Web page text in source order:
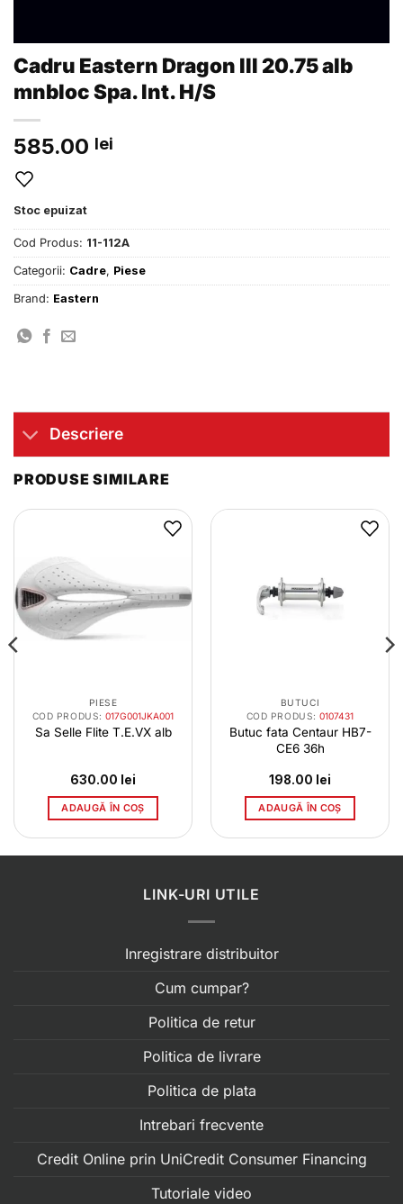
Cadru Eastern Dragon III 20.75 alb
mnbloc Spa. Int. H/S
585.00 lei
Stoc epuizat
Cod Produs: 11-112A
Categorii: Cadre, Piese
Brand: Eastern
Descriere
PRODUSE SIMILARE
PIESE
COD PRODUS:017G001JKA001
Sa Selle Flite T.E.VX alb
630.00 lei
ADAUGĂ ÎN COȘ
BUTUCI
COD PRODUS:0107431
Butuc fata Centaur HB7-
CE6 36h
198.00 lei
ADAUGĂ ÎN COȘ
LINK-URI UTILE
Inregistrare distribuitor
Cum cumpar?
Politica de retur
Politica de livrare
Politica de plata
Intrebari frecvente
Credit Online prin UniCredit Consumer Financing
Tutoriale video